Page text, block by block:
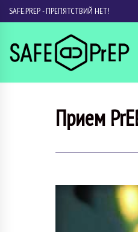
SAFE.PREP - ПРЕПЯТСТВИЙ НЕТ!
Прием